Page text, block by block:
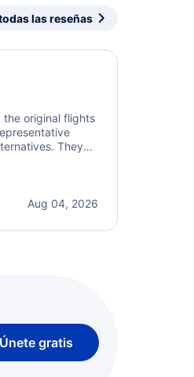
las reseñas
the original flights
They
for the
Aug 04, 2026
Únete gratis